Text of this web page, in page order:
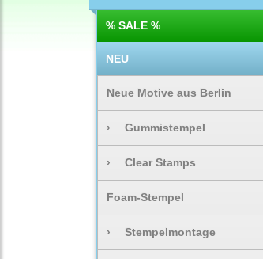
% SALE %
NEU
Neue Motive aus Berlin
› Gummistempel
› Clear Stamps
Foam-Stempel
› Stempelmontage